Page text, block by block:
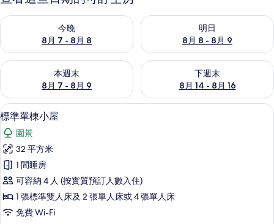
今晚
8月 7 - 8月 8
查看今晚 8月 7 - 8月 8的可訂空房
明日
8月 8 - 8月 9
查看明日 8月 8 - 8月 9的可訂
本週末
8月 7 - 8月 9
查看本週末 8月 7 - 8月 9的可訂空房
下週末
8月 14 - 8月 16
查看下週末 8月 14 - 8月 16的
載
入
所
有
標
準
單
標準單棟小屋 | 房內夾萬、免費 Wi-Fi
11
標準單棟小屋
園景
32 平方米
1 間睡房
可容納 4 人 (按實質預訂人數入住)
1 張標準雙人床及 2 張單人床或 4 張單人床
免費 Wi-Fi